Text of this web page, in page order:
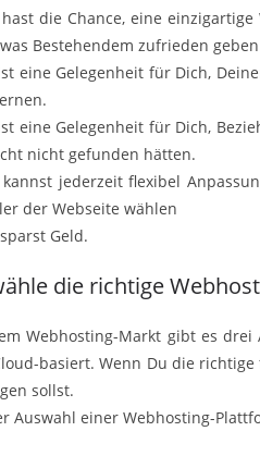
die Chance, eine
Bestehendem zufrieden
eine Gelegenheit für Dich,
eine Gelegenheit für Dich,
nicht gefunden hätten.
jederzeit flexibel
der Webseite wählen
Geld.
die richtige
Webhosting-Markt gibt es drei
basiert. Wenn Du die
sollst.
Auswahl einer Webhosting-